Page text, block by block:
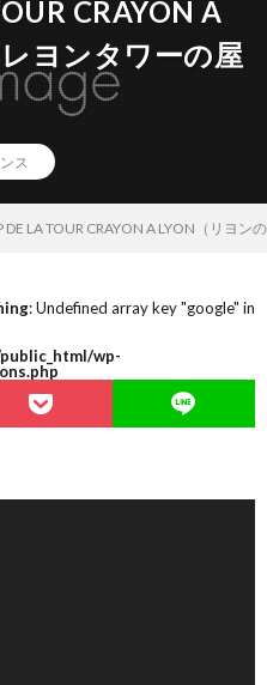
CRAYON A
ヨンタワーの屋
ス
DE LA TOUR CRAYON A LYON（リヨ
: Undefined array key "google" in
wp-